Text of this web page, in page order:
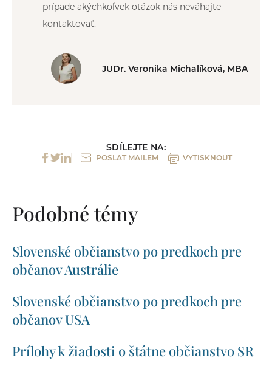
prípade akýchkoľvek otázok nás neváhajte
kontaktovať.
JUDr. Veronika Michalíková, MBA
SDÍLEJTE NA:
POSLAT MAILEM VYTISKNOUT
Podobné témy
Slovenské občianstvo po predkoch pre
občanov Austrálie
Slovenské občianstvo po predkoch pre
občanov USA
Prílohy k žiadosti o štátne občianstvo SR